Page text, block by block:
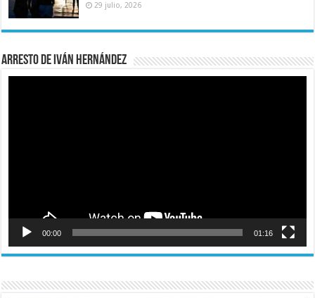
29 julio, 2026
Arresto de Iván Hernández
00:00 01:16